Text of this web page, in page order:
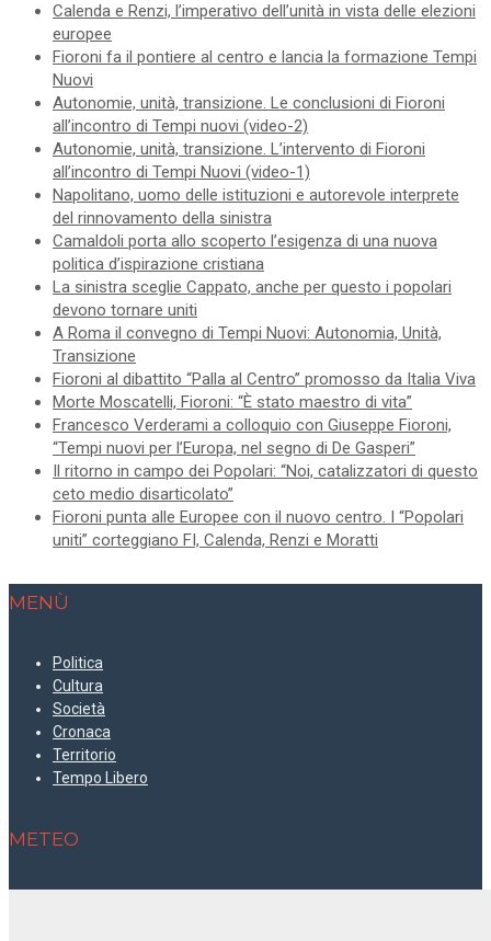
Calenda e Renzi, l’imperativo dell’unità in vista delle elezioni
europee
Fioroni fa il pontiere al centro e lancia la formazione Tempi
Nuovi
Autonomie, unità, transizione. Le conclusioni di Fioroni
all’incontro di Tempi nuovi (video-2)
Autonomie, unità, transizione. L’intervento di Fioroni
all’incontro di Tempi Nuovi (video-1)
Napolitano, uomo delle istituzioni e autorevole interprete
del rinnovamento della sinistra
Camaldoli porta allo scoperto l’esigenza di una nuova
politica d’ispirazione cristiana
La sinistra sceglie Cappato, anche per questo i popolari
devono tornare uniti
A Roma il convegno di Tempi Nuovi: Autonomia, Unità,
Transizione
Fioroni al dibattito “Palla al Centro” promosso da Italia Viva
Morte Moscatelli, Fioroni: “È stato maestro di vita”
Francesco Verderami a colloquio con Giuseppe Fioroni,
“Tempi nuovi per l’Europa, nel segno di De Gasperi”
Il ritorno in campo dei Popolari: “Noi, catalizzatori di questo
ceto medio disarticolato”
Fioroni punta alle Europee con il nuovo centro. I “Popolari
uniti” corteggiano FI, Calenda, Renzi e Moratti
MENÙ
Politica
Cultura
Società
Cronaca
Territorio
Tempo Libero
METEO